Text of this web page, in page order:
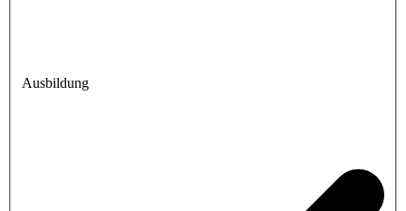
Ausbildung